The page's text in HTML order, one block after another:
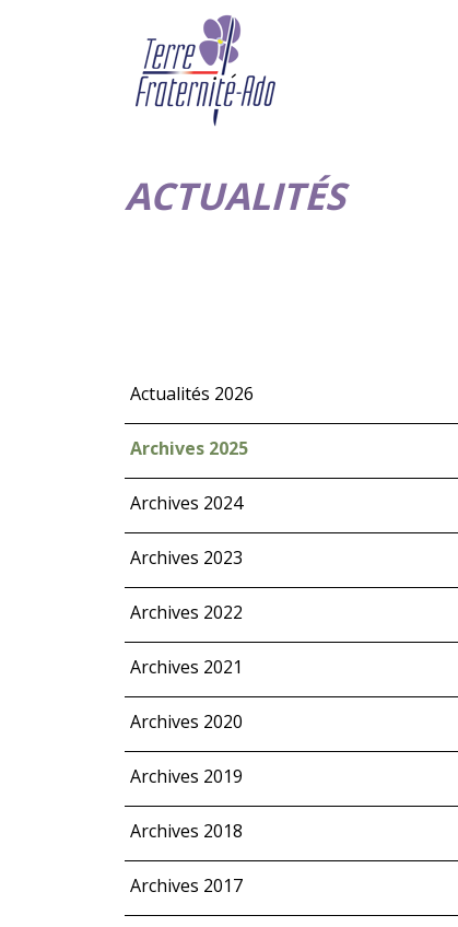
ACTUALITÉS
Actualités 2026
Archives 2025
Archives 2024
Archives 2023
Archives 2022
Archives 2021
Archives 2020
Archives 2019
Archives 2018
Archives 2017